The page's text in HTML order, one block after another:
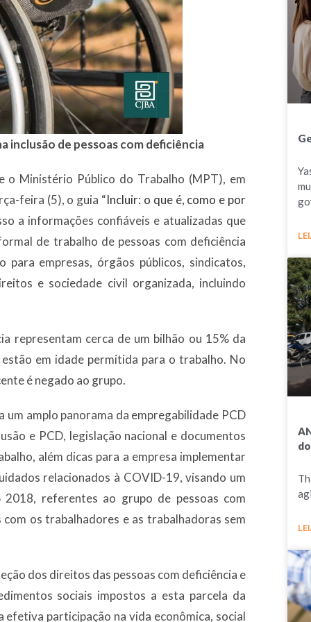
inclusão de pessoas com deficiência
o Ministério Público do Trabalho (MPT), em
feira (5), o guia “Incluir: o que é, como e por
a informações confiáveis e atualizadas que
de trabalho de pessoas com deficiência
empresas, órgãos públicos, sindicatos,
e sociedade civil organizada, incluindo
representam cerca de um bilhão ou 15% da
em idade permitida para o trabalho. No
é negado ao grupo.
amplo panorama da empregabilidade PCD
e PCD, legislação nacional e documentos
além dicas para a empresa implementar
relacionados à COVID-19, visando um
referentes ao grupo de pessoas com
os trabalhadores e as trabalhadoras sem
dos direitos das pessoas com deficiência e
sociais impostos a esta parcela da
efetiva participação na vida econômica, social